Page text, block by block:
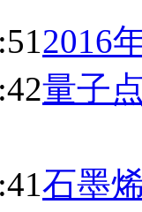
2016
量子
石墨